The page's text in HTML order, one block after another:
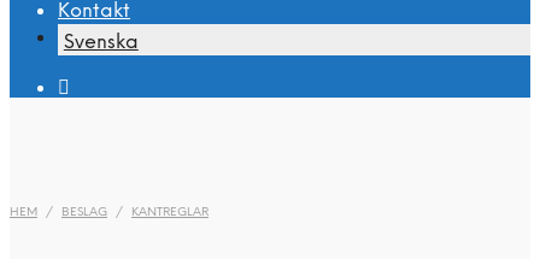
Kontakt
Svenska
HEM / BESLAG / KANTREGLAR